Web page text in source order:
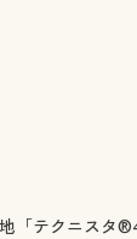
「テクニスタ